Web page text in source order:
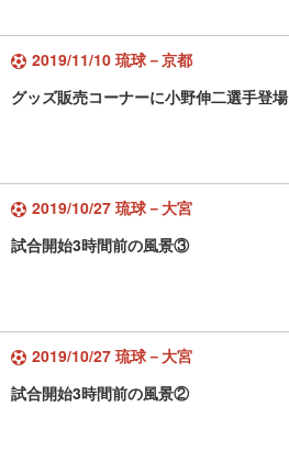
2019/11/10 琉球－京都
グッズ販売コーナーに小野伸二選手登場
2019/10/27 琉球－大宮
試合開始3時間前の風景③
2019/10/27 琉球－大宮
試合開始3時間前の風景②